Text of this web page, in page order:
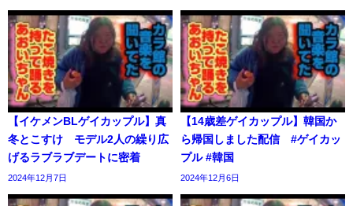
【イケメンBLゲイカップル】真
冬とこすけ モデル2人の繰り広
げるラブラブデートに密着
2024年12月7日
【14歳差ゲイカップル】韓国か
ら帰国しました配信 #ゲイカッ
プル #韓国
2024年12月6日